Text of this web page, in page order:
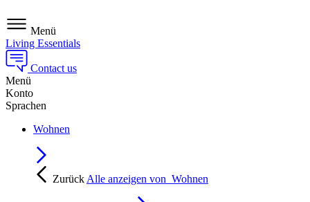
Menü
Living Essentials
Contact us
Menü
Konto
Sprachen
Wohnen
Zurück Alle anzeigen von Wohnen